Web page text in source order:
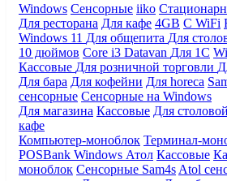
Windows Сенсорные iiko
Для ресторана Для кафе 4GB С WiFi
Windows 11 Для общепита Для
10 дюймов Core i3 Datavan Для 1С
Кассовые Для розничной торговли
Для бара Для кофейни Для horeca
сенсорные Сенсорные на Windows
Для магазина Кассовые Для столовой
кафе
Компьютер-моноблок Терминал-
POSBank Windows Атол Кассовые
моноблок Сенсорные Sam4s Atol